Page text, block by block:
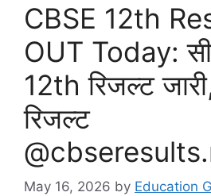
CBSE 12th
OUT Today:
12th रिजल्ट
रिजल्ट
May 16, 2026 by Education